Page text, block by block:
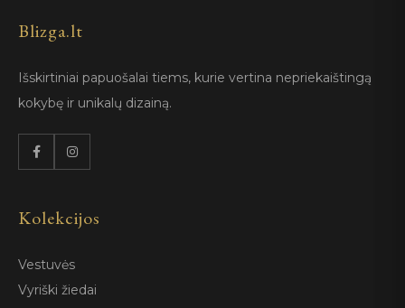
Blizga.lt
Išskirtiniai papuošalai tiems, kurie vertina nepriekaištingą
kokybę ir unikalų dizainą.
Kolekcijos
Vestuvės
Vyriški žiedai